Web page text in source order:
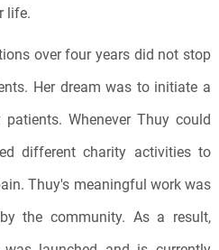
life.
over four years did not stop
Her dream was to initiate a
Whenever Thuy could
different charity activities to
Thuy's meaningful work was
the community. As a result,